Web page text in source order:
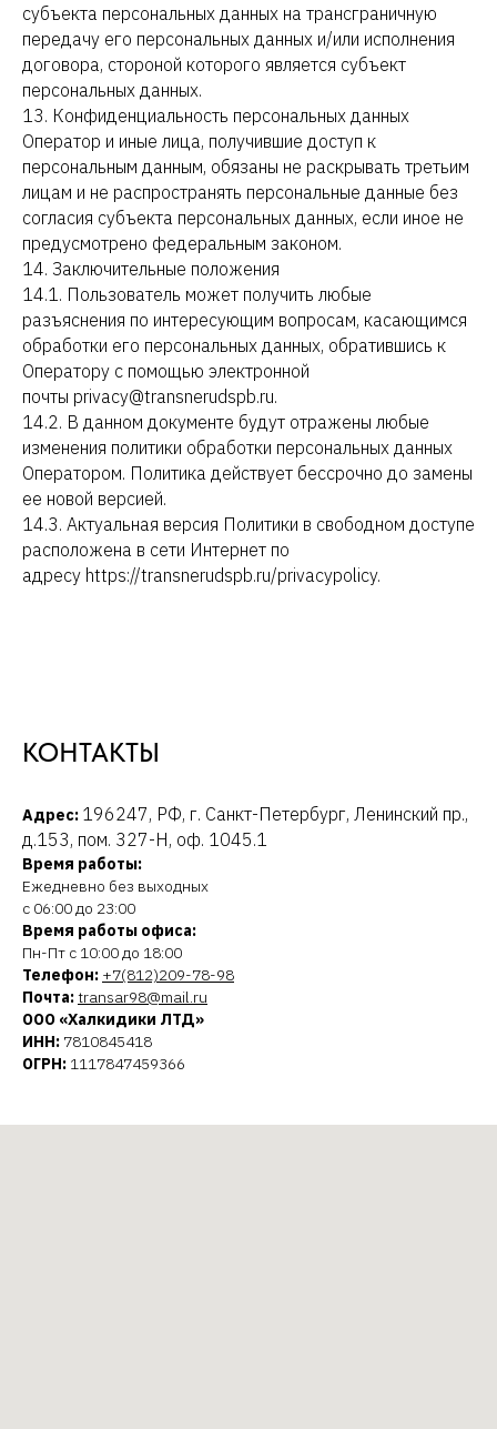
субъекта персональных данных на трансграничную
передачу его персональных данных и/или исполнения
договора, стороной которого является субъект
персональных данных.
13. Конфиденциальность персональных данных
Оператор и иные лица, получившие доступ к
персональным данным, обязаны не раскрывать третьим
лицам и не распространять персональные данные без
согласия субъекта персональных данных, если иное не
предусмотрено федеральным законом.
14. Заключительные положения
14.1. Пользователь может получить любые
разъяснения по интересующим вопросам, касающимся
обработки его персональных данных, обратившись к
Оператору с помощью электронной
почты privacy@transnerudspb.ru.
14.2. В данном документе будут отражены любые
изменения политики обработки персональных данных
Оператором. Политика действует бессрочно до замены
ее новой версией.
14.3. Актуальная версия Политики в свободном доступе
расположена в сети Интернет по
адресу https://transnerudspb.ru/privacypolicy.
КОНТАКТЫ
Адрес: 196247, РФ, г. Санкт-Петербург, Ленинский пр.,
д.153, пом. 327-Н, оф. 1045.1
Время работы:
Ежедневно без выходных
с 06:00 до 23:00
Время работы офиса:
Пн-Пт с 10:00 до 18:00
Телефон: +7(812)209-78-98
Почта:transar98@mail.ru
ООО «Халкидики ЛТД»
ИНН: 7810845418
ОГРН: 1117847459366